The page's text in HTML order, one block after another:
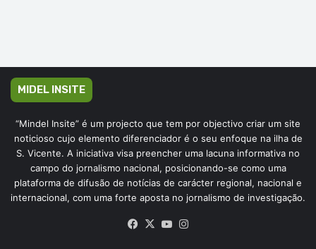
MIDEL INSITE
“Mindel Insite” é um projecto que tem por objectivo criar um site
noticioso cujo elemento diferenciador é o seu enfoque na ilha de
S. Vicente. A iniciativa visa preencher uma lacuna informativa no
campo do jornalismo nacional, posicionando-se como uma
plataforma de difusão de notícias de carácter regional, nacional e
internacional, com uma forte aposta no jornalismo de investigação.
Facebook
X YouTube